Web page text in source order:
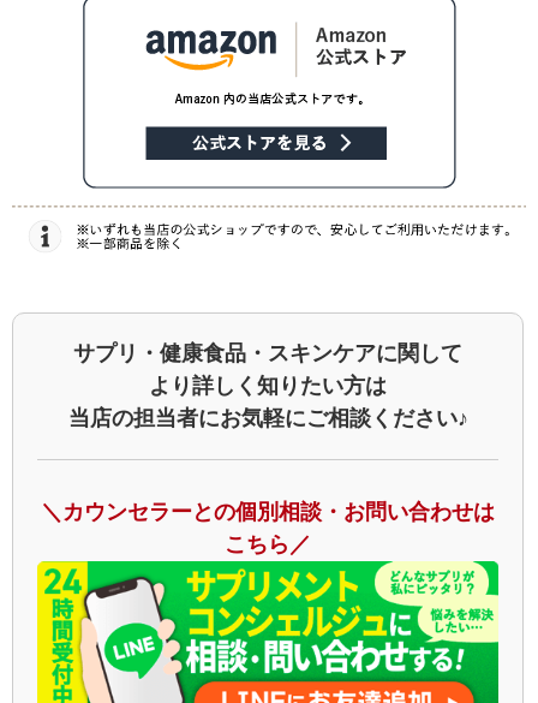
サプリ・健康食品・スキンケアに関して
より詳しく知りたい方は
当店の担当者にお気軽にご相談ください♪
＼カウンセラーとの個別相談・お問い合わせは
こちら／